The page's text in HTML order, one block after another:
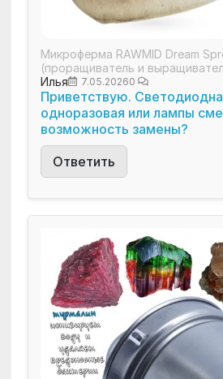
Микроферма RAWMID Dream
(проращиватель и
Илья
7.05.20260
Приветствую.
одноразовая или лампы
возможность замены?
Ответить